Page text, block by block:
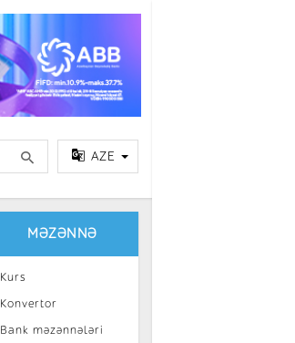
AZE
MƏZƏNNƏ
Kurs
Konvertor
Bank məzənnələri